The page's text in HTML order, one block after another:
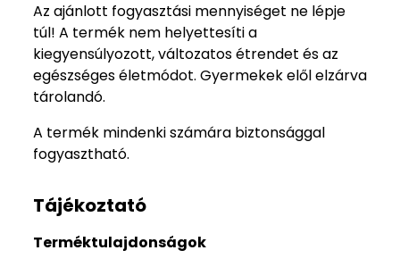
Az ajánlott fogyasztási mennyiséget ne lépje
túl! A termék nem helyettesíti a
kiegyensúlyozott, változatos étrendet és az
egészséges életmódot. Gyermekek elől elzárva
tárolandó.
A termék mindenki számára biztonsággal
fogyasztható.
Tájékoztató
Terméktulajdonságok